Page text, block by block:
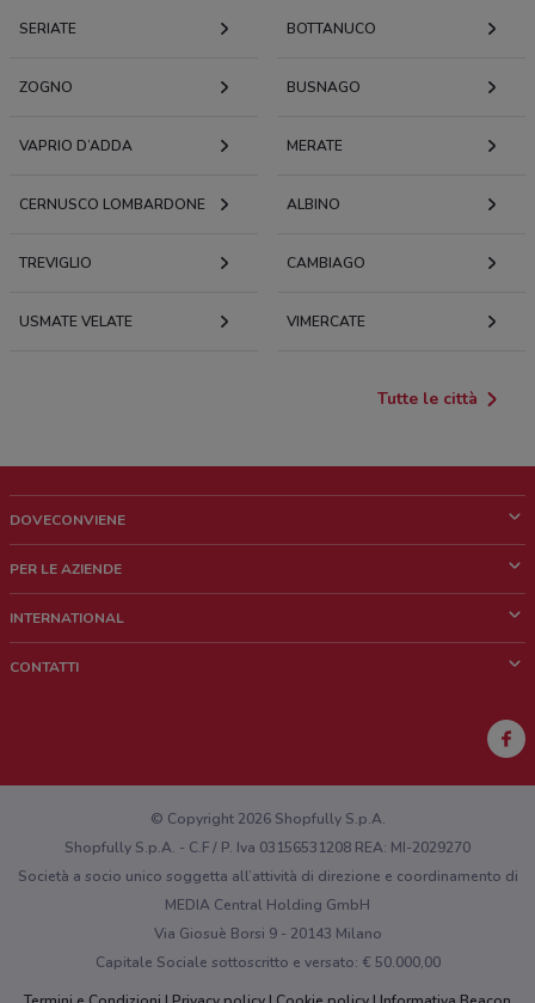
SERIATE BOTTANUCO
ZOGNO BUSNAGO
VAPRIO D’ADDA MERATE
CERNUSCO LOMBARDONE ALBINO
TREVIGLIO CAMBIAGO
USMATE VELATE VIMERCATE
Tutte le città
DOVECONVIENE
Chi siamo
Lavora con noi
PER LE AZIENDE
Richieste commerciali e marketing
INTERNATIONAL
CONTATTI
Hai un malfunzionamento sul web o sull'app?
© Copyright 2026 Shopfully S.p.A.
Shopfully S.p.A. - C.F / P. Iva 03156531208 REA: MI-2029270
Società a socio unico soggetta all’attività di direzione e coordinamento di
MEDIA Central Holding GmbH
Via Giosuè Borsi 9 - 20143 Milano
Capitale Sociale sottoscritto e versato: € 50.000,00